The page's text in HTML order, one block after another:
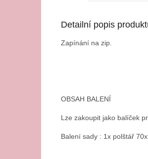
Detailní popis
Zapínání na zip.
OBSAH BALENÍ
Lze zakoupit jako balíček
Balení sady : 1x polštář